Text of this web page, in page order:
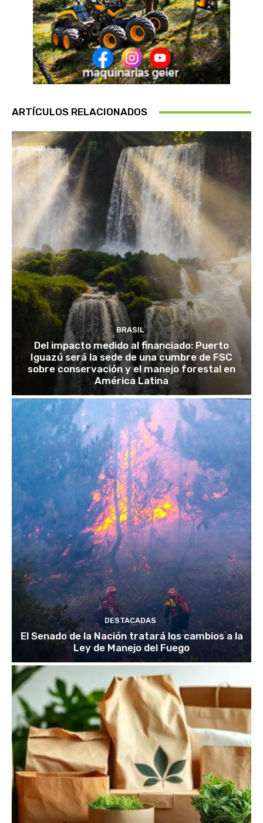
ARTÍCULOS RELACIONADOS
BRASIL
Del impacto medido al financiado: Puerto
Iguazú será la sede de una cumbre de FSC
sobre conservación y el manejo forestal en
América Latina
DESTACADAS
El Senado de la Nación tratará los cambios a la
Ley de Manejo del Fuego